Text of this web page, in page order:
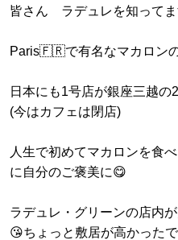
皆さん ラデュレを知って
Paris🇫🇷で有名なマカロンの
日本にも1号店が銀座三越の
(今はカフェは閉店)
人生で初めてマカロンを食
に自分のご褒美に😋
ラデュレ・グリーンの店内
😘ちょっと敷居が高かったで